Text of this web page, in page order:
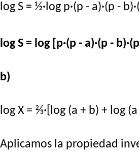
log S = ½·log p·(p - a)·(p -
log S = log [p·(p - a)·(p - b)·(p
b)
log X = ⅔·[log (a + b) + log (a
Aplicamos la propiedad